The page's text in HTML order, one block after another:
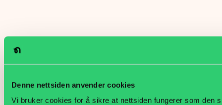
Denne nettsiden anvender cookies
Vi bruker cookies for å sikre at nettsiden fungerer som den